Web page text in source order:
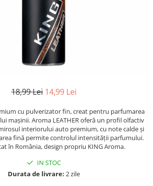
parfumate
Auto
pulverizator
cu bețe
de parfum
difuzoare
18,99 Lei 14,99 Lei
cu pulverizator fin, creat pentru parfumarea
mașinii. Aroma LEATHER oferă un profil olfactiv
interiorului auto premium, cu note calde și
fină permite controlul intensității parfumului.
în România, design propriu KING Aroma.
IN STOC
Durata de livrare: 2 zile